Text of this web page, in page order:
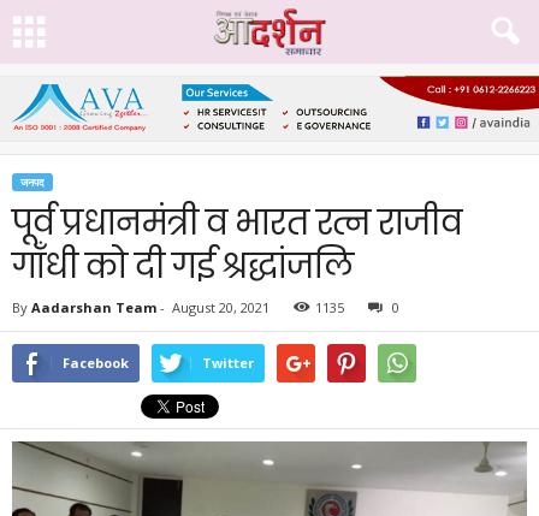
जनपद
पूर्व प्रधानमंत्री व भारत रत्न राजीव
गाँधी को दी गई श्रद्धांजलि
By Aadarshan Team - August 20, 2021 1135 0
Facebook Twitter